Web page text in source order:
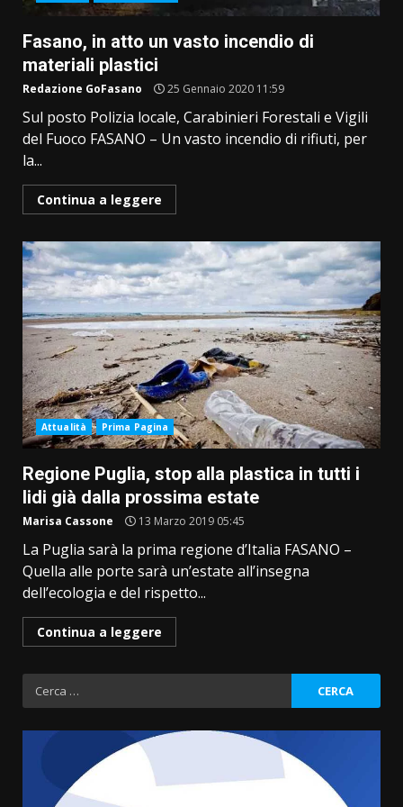
Fasano, in atto un vasto incendio di
materiali plastici
Redazione GoFasano 25 Gennaio 2020 11:59
Sul posto Polizia locale, Carabinieri Forestali e Vigili
del Fuoco FASANO – Un vasto incendio di rifiuti, per
la...
Continua a leggere
Attualità Prima Pagina
Regione Puglia, stop alla plastica in tutti i
lidi già dalla prossima estate
Marisa Cassone 13 Marzo 2019 05:45
La Puglia sarà la prima regione d’Italia FASANO –
Quella alle porte sarà un’estate all’insegna
dell’ecologia e del rispetto...
Continua a leggere
Ricerca
per: